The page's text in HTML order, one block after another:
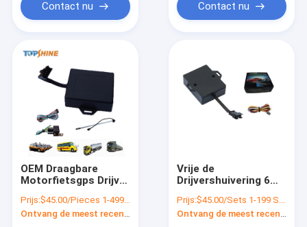
Producten
Video's
Over ons
Fabriekstocht
Neem contact met ons op
Contact nu Contact nu
OEM Draagbare
Motorfietsgps Drijver
Bewegingssensor
Mt08b
Prijs:$45.00/Pieces 1-499 Pieces
Vrije de
Drijvershuivering 6
Platform4g
Motorfiets Systeem
Prijs:$45.00/Sets 1-199 Sets